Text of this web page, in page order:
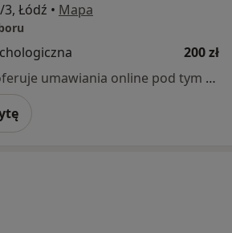
Łódź • Mapa
200 zł
Specjalista nie oferuje umawiania online pod tym adresem.